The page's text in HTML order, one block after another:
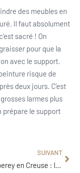
des meubles en
Il faut absolument
sacré ! On
pour que la
avec le support.
risque de
deux jours. C’est
larmes plus
prépare le support
SUIVANT
Annie Duperey en Creuse : le jardin sauvage de sa maison rustique